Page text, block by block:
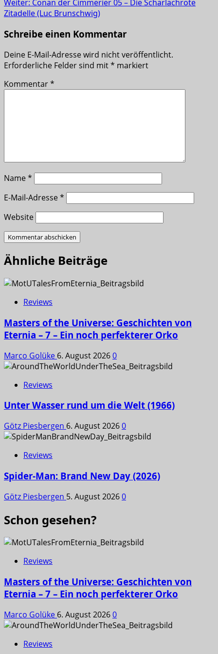
Weiter: Conan der Cimmerier 05 – Die Scharlachrote
Zitadelle (Luc Brunschwig)
Schreibe einen Kommentar
Deine E-Mail-Adresse wird nicht veröffentlicht.
Erforderliche Felder sind mit* markiert
Kommentar*
Name*
E-Mail-Adresse*
Website
Ähnliche Beiträge
Reviews
Masters of the Universe: Geschichten von
Eternia – 7 – Ein noch perfekterer Orko
Marco Golüke 6. August 20260
Reviews
Unter Wasser rund um die Welt (1966)
Götz Piesbergen 6. August 20260
Reviews
Spider-Man: Brand New Day (2026)
Götz Piesbergen 5. August 20260
Schon gesehen?
Reviews
Masters of the Universe: Geschichten von
Eternia – 7 – Ein noch perfekterer Orko
Marco Golüke 6. August 20260
Reviews